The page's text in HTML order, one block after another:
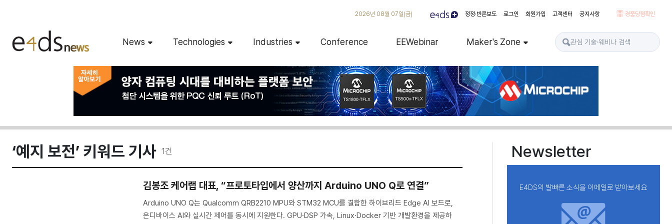
2026년 08월 07일(금) 정정·반론보도 로그인 회원가입 고객센터 공지사항 경품당첨확인
News Technologies Industries Conference EEWebinar Maker's Zone
‘예지 보전’ 키워드 기사 1건
김봉조 케어랩 대표, “프로토타입에서 양산까지 Arduino UNO Q로 연결”
Arduino UNO Q는 Qualcomm QRB2210 MPU와 STM32 MCU를 결합한 하이브리드 Edge AI 보드로,
온디바이스 AI와 실시간 제어를 동시에 지원한다. GPU·DSP 가속, Linux·Docker 기반 개발환경을 제공하
Newsletter
E4DS의 발빠른 소식을 이메일로 받아보세요